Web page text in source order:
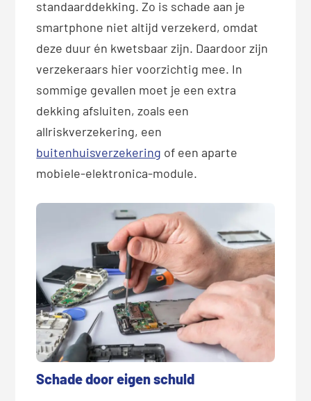
standaarddekking. Zo is schade aan je
smartphone niet altijd verzekerd, omdat
deze duur én kwetsbaar zijn. Daardoor zijn
verzekeraars hier voorzichtig mee. In
sommige gevallen moet je een extra
dekking afsluiten, zoals een
allriskverzekering, een
buitenhuisverzekering of een aparte
mobiele-elektronica-module.
Schade door eigen schuld